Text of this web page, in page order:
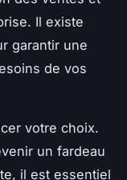
Il existe
garantir une
de vos
votre choix.
un fardeau
il est essentiel